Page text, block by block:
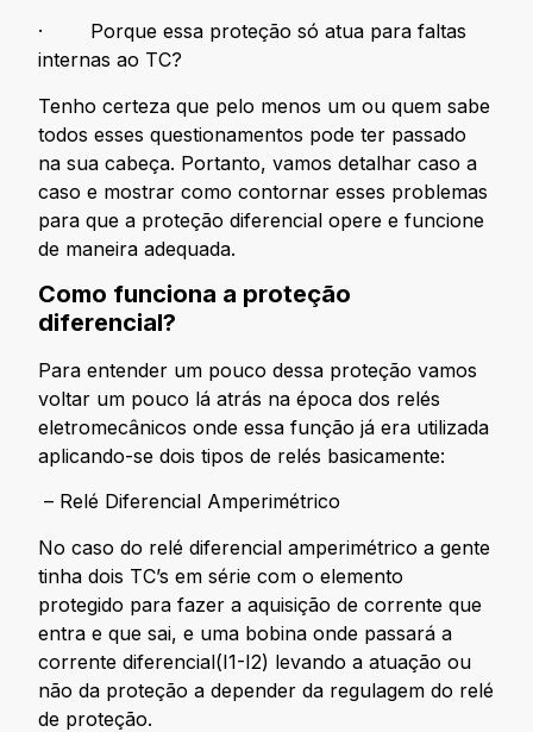
· Porque essa proteção só atua para faltas
internas ao TC?
Tenho certeza que pelo menos um ou quem sabe
todos esses questionamentos pode ter passado
na sua cabeça. Portanto, vamos detalhar caso a
caso e mostrar como contornar esses problemas
para que a proteção diferencial opere e funcione
de maneira adequada.
Como funciona a proteção
diferencial?
Para entender um pouco dessa proteção vamos
voltar um pouco lá atrás na época dos relés
eletromecânicos onde essa função já era utilizada
aplicando-se dois tipos de relés basicamente:
– Relé Diferencial Amperimétrico
No caso do relé diferencial amperimétrico a gente
tinha dois TC’s em série com o elemento
protegido para fazer a aquisição de corrente que
entra e que sai, e uma bobina onde passará a
corrente diferencial(I1-I2) levando a atuação ou
não da proteção a depender da regulagem do relé
de proteção.